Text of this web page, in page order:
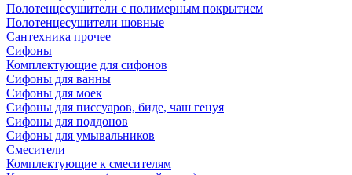
Полотенцесушители с полимерным покрытием
Полотенцесушители шовные
Сантехника прочее
Сифоны
Комплектующие для сифонов
Сифоны для ванны
Сифоны для моек
Сифоны для писсуаров, биде, чаш генуя
Сифоны для поддонов
Сифоны для умывальников
Смесители
Комплектующие к смесителям